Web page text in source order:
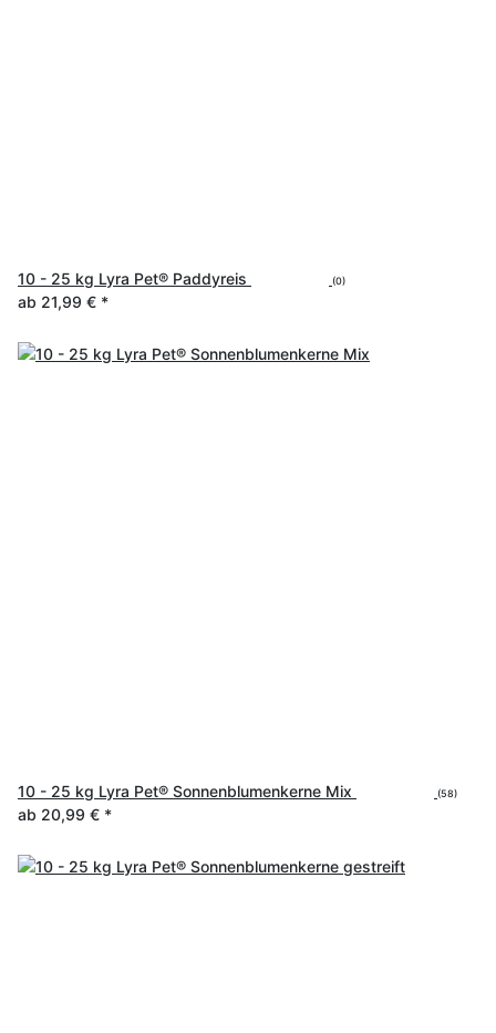
10 - 25 kg Lyra Pet® Paddyreis (0)
ab 21,99 € *
10 - 25 kg Lyra Pet® Sonnenblumenkerne Mix (58)
ab 20,99 € *